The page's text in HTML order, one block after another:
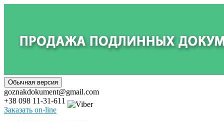
goznakdokument@gmail.com
+38 098 11-31-611
Заказать on-line